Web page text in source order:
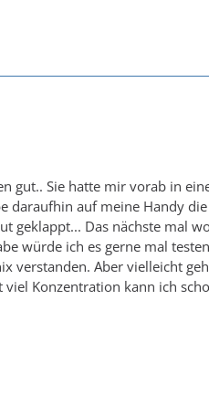
gut.. Sie hatte mir vorab in
daraufhin auf meine Handy
geklappt... Das nächste mal
würde ich es gerne mal
Aber vielleicht
Konzentration kann ich